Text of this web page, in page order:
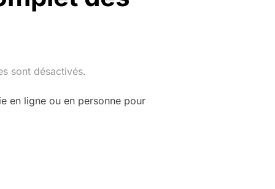
sont désactivés.
en ligne ou en personne pour